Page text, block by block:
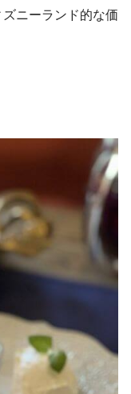
ニーランド的な価